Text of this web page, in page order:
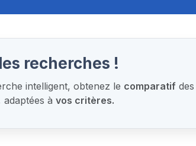
recherches !
intelligent, obtenez le comparatifdes
adaptées à vos critères.